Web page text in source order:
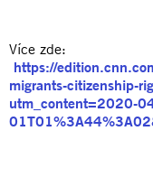
Více zde:
https://
migrants-citizenship-
utm_content=2020-